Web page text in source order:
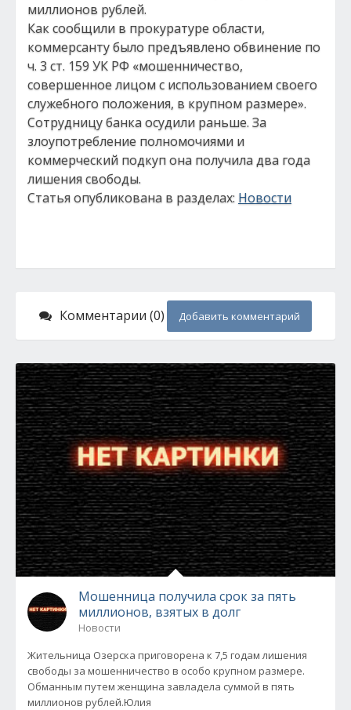
миллионов рублей.
Как сообщили в прокуратуре области,
коммерсанту было предъявлено обвинение по
ч. 3 ст. 159 УК РФ «мошенничество,
совершенное лицом с использованием своего
служебного положения, в крупном размере».
Сотрудницу банка осудили раньше. За
злоупотребление полномочиями и
коммерческий подкуп она получила два года
лишения свободы.
Статья опубликована в разделах: Новости
Комментарии (0) Добавить комментарий
Мошенница получила срок за пять
миллионов, взятых в долг
Новости
Жительница Озерска приговорена к 7,5 годам лишения
свободы за мошенничество в особо крупном размере.
Обманным путем женщина завладела суммой в пять
миллионов рублей.Юлия